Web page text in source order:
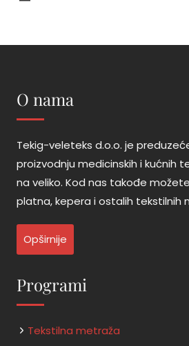
O nama
Tekig-veleteks d.o.o. je
proizvodnju medicinskih i kućnih
na veliko. Kod nas takođe
platna, kepera i ostalih tekstilnih
Opširnije
Programi
Tekstilna metraža